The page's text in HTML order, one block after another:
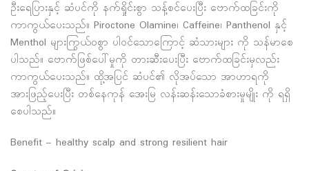
ဦးရေပြားနှင့် ဆံပင်ကို နက်ရှိုင်းစွာ သန့်စင်ပေးပြီး ဗောက်ထခြင်းကို
ကာကွယ်ပေးသည်။ Piroctone Olamine၊ Caffeine၊ Panthenol နှင့်
Menthol များကြွယ်ဝစွာ ပါဝင်သောကြောင့် ဆံသားများ ကို သန်မာစေ
ပါသည်။ ဗောက်ဖြစ်ပေါ်မှုကို တားဆီးပေးပြီး ဗောက်ထခြင်းမှလည်း
ကာကွယ်ပေးသည်။ ထို့အပြင် ဆံပင်၏ လိုအပ်သော အာဟာရကို
အားဖြည့်ပေးပြီး တစ်နေကုန် အေးမြ လန်းဆန်းသောခံစားမှုမျိုး ကို ရရှိ
စေပါသည်။
Benefit – healthy scalp and strong resilient hair